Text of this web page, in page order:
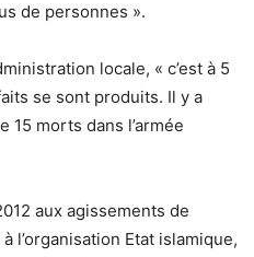
de personnes ».
locale, « c’est à 5
se sont produits. Il y a
15 morts dans l’armée
aux agissements de
l’organisation Etat islamique,